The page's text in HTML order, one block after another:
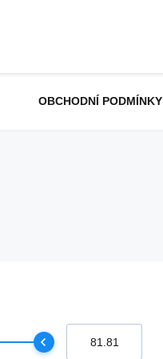
OBCHODNÍ PODMÍNKY